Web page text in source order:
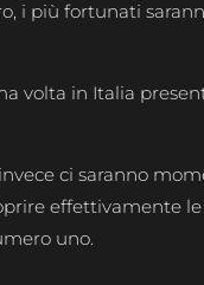
i più fortunati
volta in Italia
ci saranno
effettivamente
uno.